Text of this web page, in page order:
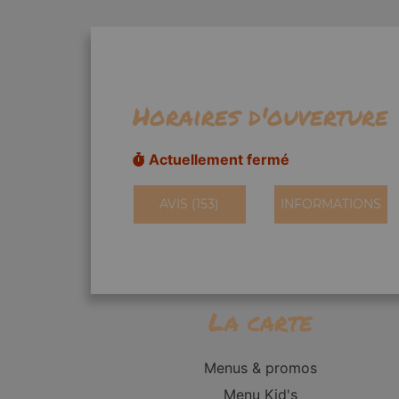
Horaires d'ouverture
Actuellement fermé
AVIS (153) INFORMATIONS
La carte
Menus & promos
Menu Kid's